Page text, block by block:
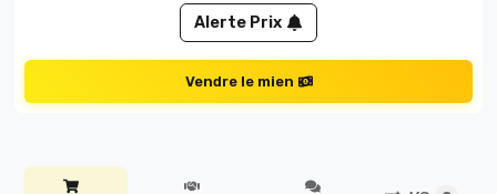
Alerte Prix
Vendre le mien